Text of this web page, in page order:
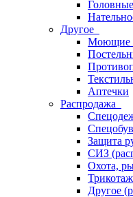
Другое
Моющие
Аптечки
Распродажа
Защита
СИЗ
Охота,
Другое